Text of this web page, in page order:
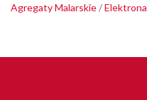
Agregaty Malarskie/